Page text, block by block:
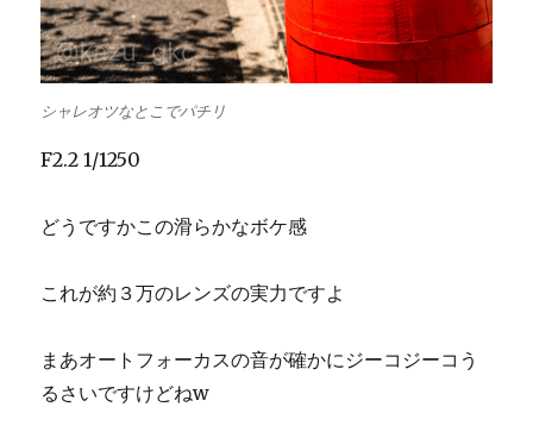
シャレオツなとこでパチリ
F2.2 1/1250
どうですかこの滑らかなボケ感
これが約３万のレンズの実力ですよ
まあオートフォーカスの音が確かにジーコジーコう
るさいですけどねw